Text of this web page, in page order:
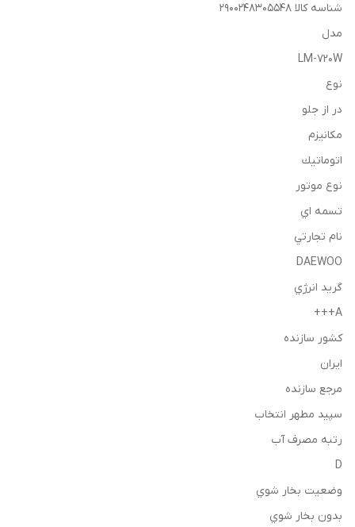
شناسه کالا 2900248305548
مدل
LM-720W
نوع
در از جلو
مكانيزم
اتوماتيك
نوع موتور
تسمه اي
نام تجارتي
DAEWOO
گريد انرژي
A+++
كشور سازنده
ايران
مرجع سازنده
سپيد مطهر انتخاب
رتبه مصرف آب
D
وضعيت بخار شوي
بدون بخار شوي